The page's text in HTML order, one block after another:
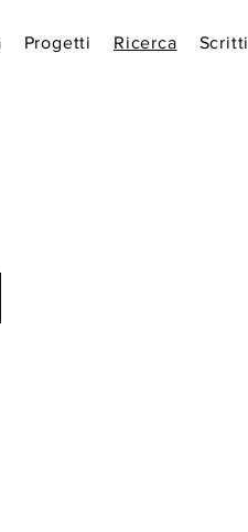
Progetti Ricerca Scritti